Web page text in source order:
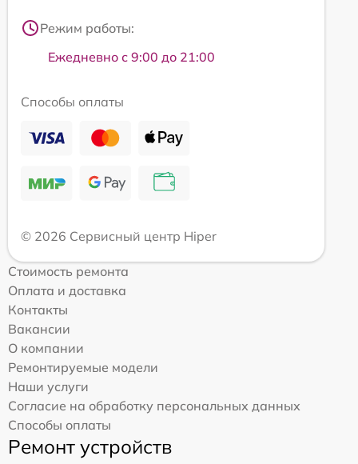
Режим работы:
Ежедневно с 9:00 до 21:00
Способы оплаты
© 2026 Сервисный центр Hiper
Стоимость ремонта
Оплата и доставка
Контакты
Вакансии
О компании
Ремонтируемые модели
Наши услуги
Согласие на обработку персональных данных
Способы оплаты
Ремонт устройств